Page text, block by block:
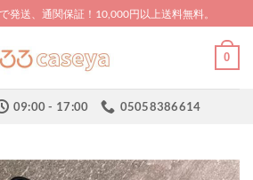
発送、通関保証！10,000円以上送料無料。
0
09:00 - 17:00 05058386614